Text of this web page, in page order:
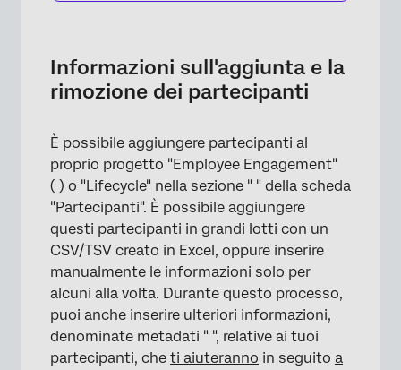
dell'organizzazione seguendo le istruzioni
Aggiornamento dei Partecipanti
Rimozione dei Partecipanti
Informazioni sull'aggiunta e la
rimozione dei partecipanti
È possibile aggiungere partecipanti al
proprio progetto "Employee Engagement"
( ) o "Lifecycle" nella sezione " " della scheda
"Partecipanti". È possibile aggiungere
questi partecipanti in grandi lotti con un
CSV/TSV creato in Excel, oppure inserire
manualmente le informazioni solo per
alcuni alla volta. Durante questo processo,
puoi anche inserire ulteriori informazioni,
denominate metadati " ", relative ai tuoi
partecipanti, che ti aiuteranno in seguito a